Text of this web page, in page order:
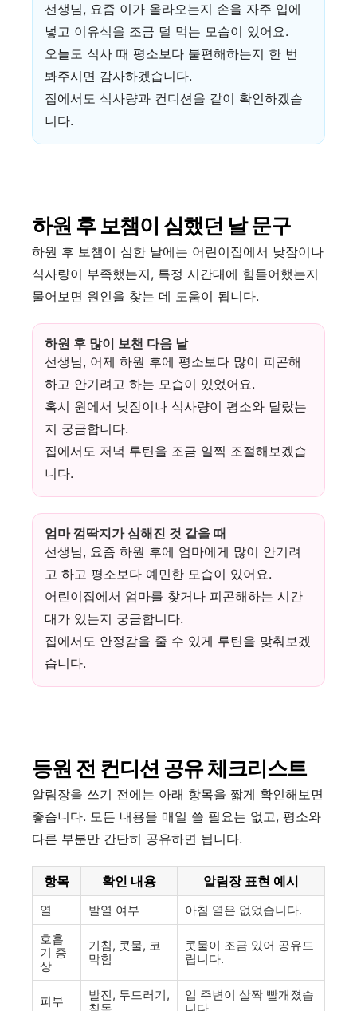
선생님, 요즘 이가 올라오는지 손을 자주 입에
넣고 이유식을 조금 덜 먹는 모습이 있어요.
오늘도 식사 때 평소보다 불편해하는지 한 번
봐주시면 감사하겠습니다.
집에서도 식사량과 컨디션을 같이 확인하겠습
니다.
하원 후 보챔이 심했던 날 문구
하원 후 보챔이 심한 날에는 어린이집에서 낮잠이나
식사량이 부족했는지, 특정 시간대에 힘들어했는지
물어보면 원인을 찾는 데 도움이 됩니다.
하원 후 많이 보챈 다음 날
선생님, 어제 하원 후에 평소보다 많이 피곤해
하고 안기려고 하는 모습이 있었어요.
혹시 원에서 낮잠이나 식사량이 평소와 달랐는
지 궁금합니다.
집에서도 저녁 루틴을 조금 일찍 조절해보겠습
니다.
엄마 껌딱지가 심해진 것 같을 때
선생님, 요즘 하원 후에 엄마에게 많이 안기려
고 하고 평소보다 예민한 모습이 있어요.
어린이집에서 엄마를 찾거나 피곤해하는 시간
대가 있는지 궁금합니다.
집에서도 안정감을 줄 수 있게 루틴을 맞춰보겠
습니다.
등원 전 컨디션 공유 체크리스트
알림장을 쓰기 전에는 아래 항목을 짧게 확인해보면
좋습니다. 모든 내용을 매일 쓸 필요는 없고, 평소와
다른 부분만 간단히 공유하면 됩니다.
항목 확인 내용 알림장 표현 예시
열 발열 여부
아침 열은 없었습니다.
호흡
기 증
상
기침, 콧물, 코
막힘
콧물이 조금 있어 공유드
립니다.
피부
발진, 두드러기,
입 주변이 살짝 빨개졌습